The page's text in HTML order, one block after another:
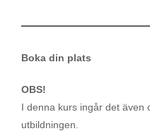
Boka din plats
OBS!
I denna kurs ingår det även
utbildningen.